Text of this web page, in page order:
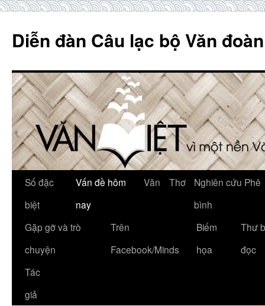
content
Diễn đàn Câu lạc bộ Văn
Số đặc
biệt
Vấn đề hôm
nay
Văn Thơ
Nghiên cứu Phê
bình
Gặp gỡ và trò
chuyện
Trên
Facebook/Minds
Biếm
họa
Thư
đọc
Tác
giả